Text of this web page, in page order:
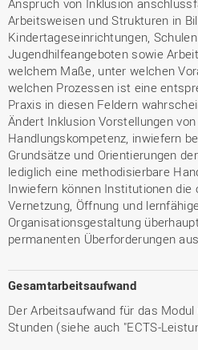
Anspruch von Inklusion
Arbeitsweisen und Strukturen in
Kindertageseinrichtungen,
Jugendhilfeangeboten sowie
welchem Maße, unter welchen
welchen Prozessen ist eine
Praxis in diesen Feldern
Ändert Inklusion Vorstellungen
Handlungskompetenz, inwiefern
Grundsätze und Orientierungen
lediglich eine methodisierbare
Inwiefern können Institutionen
Vernetzung, Öffnung und
Organisationsgestaltung
permanenten Überforderungen
Gesamtarbeitsaufwand
Der Arbeitsaufwand für das
Stunden (siehe auch "ECTS-